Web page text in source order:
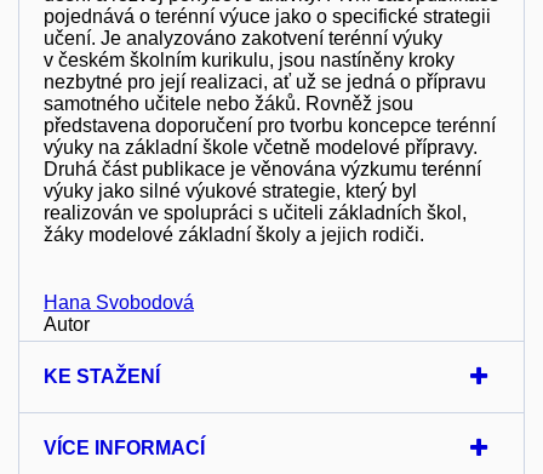
pojednává o terénní výuce jako o specifické strategii
učení. Je analyzováno zakotvení terénní výuky
v českém školním kurikulu, jsou nastíněny kroky
nezbytné pro její realizaci, ať už se jedná o přípravu
samotného učitele nebo žáků. Rovněž jsou
představena doporučení pro tvorbu koncepce terénní
výuky na základní škole včetně modelové přípravy.
Druhá část publikace je věnována výzkumu terénní
výuky jako silné výukové strategie, který byl
realizován ve spolupráci s učiteli základních škol,
žáky modelové základní školy a jejich rodiči.
Hana Svobodová
Autor
KE STAŽENÍ
VÍCE INFORMACÍ